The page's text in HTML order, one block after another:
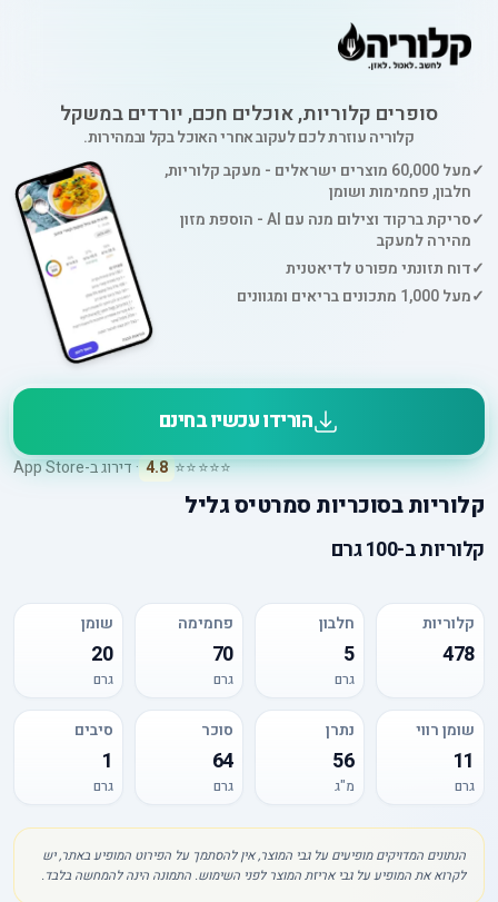
סופרים קלוריות, אוכלים חכם, יורדים במשקל
קלוריה עוזרת לכם לעקוב אחרי האוכל בקל ובמהירות.
✓
מעל 60,000 מוצרים ישראלים - מעקב קלוריות,
חלבון, פחמימות ושומן
✓
סריקת ברקוד וצילום מנה עם AI - הוספת מזון
מהירה למעקב
✓דוח תזונתי מפורט לדיאטנית
✓מעל 1,000 מתכונים בריאים ומגוונים
הורידו עכשיו בחינם
⭐⭐⭐⭐⭐
4.8 · דירוג ב-App Store
קלוריותבסוכריות סמרטיס גליל
קלוריותב-100 גרם
קלוריות
478
חלבון
5
גרם
פחמימה
70
גרם
שומן
20
גרם
שומן רווי
11
גרם
נתרן
56
מ"ג
סוכר
64
גרם
סיבים
1
גרם
הנתונים המדויקים מופיעים על גבי המוצר, אין להסתמך על הפירוט המופיע באתר, יש
לקרוא את המופיע על גבי אריזת המוצר לפני השימוש. התמונה הינה להמחשה בלבד.